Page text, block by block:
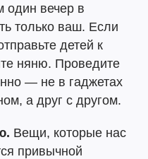
один вечер в
только ваш. Если
детей к
няню. Проведите
— не в гаджетах
а друг с другом.
Вещи, которые нас
привычной